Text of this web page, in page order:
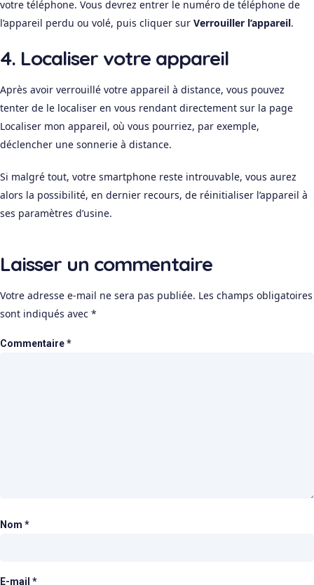
votre téléphone. Vous devrez entrer le numéro de téléphone de
l’appareil perdu ou volé, puis cliquer sur Verrouiller l’appareil.
4. Localiser votre appareil
Après avoir verrouillé votre appareil à distance, vous pouvez
tenter de le localiser en vous rendant directement sur la page
Localiser mon appareil, où vous pourriez, par exemple,
déclencher une sonnerie à distance.
Si malgré tout, votre smartphone reste introuvable, vous aurez
alors la possibilité, en dernier recours, de réinitialiser l’appareil à
ses paramètres d’usine.
Laisser un commentaire
Votre adresse e-mail ne sera pas publiée. Les champs obligatoires
sont indiqués avec *
Commentaire*
Nom *
E-mail *